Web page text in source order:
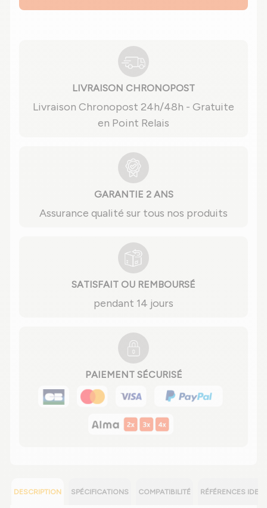
LIVRAISON CHRONOPOST
Livraison Chronopost 24h/48h - Gratuite
en Point Relais
GARANTIE 2 ANS
Assurance qualité sur tous nos produits
SATISFAIT OU REMBOURSÉ
pendant 14 jours
PAIEMENT SÉCURISÉ
DESCRIPTION SPÉCIFICATIONS COMPATIBILITÉ RÉFÉRENCES